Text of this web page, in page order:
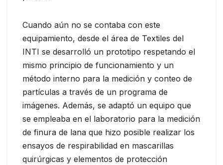
Cuando aún no se contaba con este
equipamiento, desde el área de Textiles del
INTI se desarrolló un prototipo respetando el
mismo principio de funcionamiento y un
método interno para la medición y conteo de
partículas a través de un programa de
imágenes. Además, se adaptó un equipo que
se empleaba en el laboratorio para la medición
de finura de lana que hizo posible realizar los
ensayos de respirabilidad en mascarillas
quirúrgicas y elementos de protección